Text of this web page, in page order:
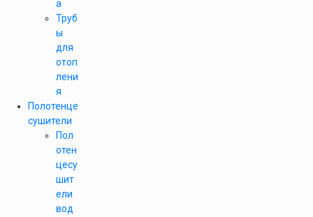
а
Труб
ы
для
отоп
лени
я
Полотенце
сушители
Пол
отен
цесу
шит
ели
вод